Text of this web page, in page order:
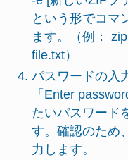
という形でコマ
ます。（例：
file.txt）
パスワードの入
「Enter
たいパスワード
す。確認のため
力します。